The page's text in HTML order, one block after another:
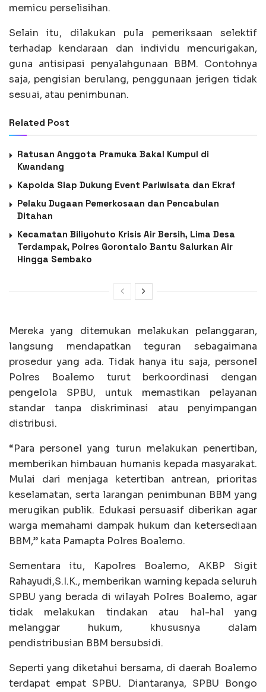
memicu perselisihan.
Selain itu, dilakukan pula pemeriksaan selektif
terhadap kendaraan dan individu mencurigakan,
guna antisipasi penyalahgunaan BBM. Contohnya
saja, pengisian berulang, penggunaan jerigen tidak
sesuai, atau penimbunan.
Related Post
Ratusan Anggota Pramuka Bakal Kumpul di
Kwandang
Kapolda Siap Dukung Event Pariwisata dan Ekraf
Pelaku Dugaan Pemerkosaan dan Pencabulan
Ditahan
Kecamatan Biliyohuto Krisis Air Bersih, Lima Desa
Terdampak, Polres Gorontalo Bantu Salurkan Air
Hingga Sembako
Mereka yang ditemukan melakukan pelanggaran,
langsung mendapatkan teguran sebagaimana
prosedur yang ada. Tidak hanya itu saja, personel
Polres Boalemo turut berkoordinasi dengan
pengelola SPBU, untuk memastikan pelayanan
standar tanpa diskriminasi atau penyimpangan
distribusi.
“Para personel yang turun melakukan penertiban,
memberikan himbauan humanis kepada masyarakat.
Mulai dari menjaga ketertiban antrean, prioritas
keselamatan, serta larangan penimbunan BBM yang
merugikan publik. Edukasi persuasif diberikan agar
warga memahami dampak hukum dan ketersediaan
BBM,” kata Pamapta Polres Boalemo.
Sementara itu, Kapolres Boalemo, AKBP Sigit
Rahayudi,S.I.K., memberikan warning kepada seluruh
SPBU yang berada di wilayah Polres Boalemo, agar
tidak melakukan tindakan atau hal-hal yang
melanggar hukum, khususnya dalam
pendistribusian BBM bersubsidi.
Seperti yang diketahui bersama, di daerah Boalemo
terdapat empat SPBU. Diantaranya, SPBU Bongo